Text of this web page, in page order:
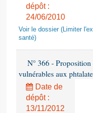
dépôt :
24/06/2010
Voir le dossier (Limiter
santé)
N° 366 -
vulnérables aux
Date de
dépôt :
13/11/2012